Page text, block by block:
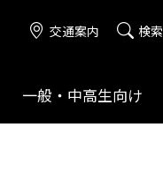
交通案内 検索
一般・中高生向け